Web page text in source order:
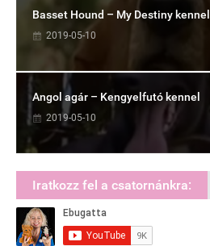
Basset Hound – My Destiny kennel
2019-05-10
Angol agár – Kengyelfutó kennel
2019-05-10
Iratkozz fel a csatornánkra: